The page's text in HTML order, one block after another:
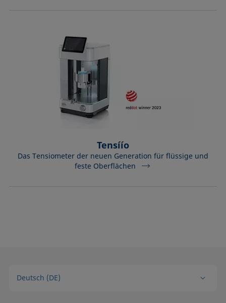
Tensíío
Das Tensiometer der neuen Generation für flüssige und
feste Oberflächen
Deutsch (DE)